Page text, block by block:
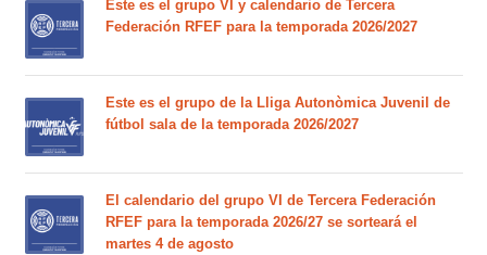
Este es el grupo VI y calendario de Tercera
Federación RFEF para la temporada 2026/2027
Este es el grupo de la Lliga Autonòmica Juvenil de
fútbol sala de la temporada 2026/2027
El calendario del grupo VI de Tercera Federación
RFEF para la temporada 2026/27 se sorteará el
martes 4 de agosto